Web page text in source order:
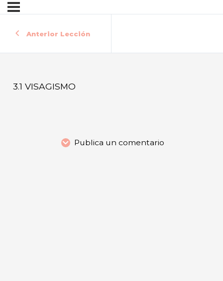
Anterior Lección
3.1 VISAGISMO
Publica un comentario